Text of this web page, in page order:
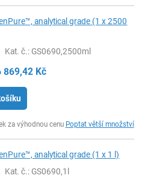
analytical grade (1 x 2500
Kat. č.: GS0690,2500ml
869,42 Kč
za výhodnou cenu Poptat větší množství
analytical grade (1 x 1 l)
Kat. č.: GS0690,1l